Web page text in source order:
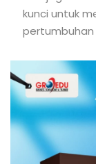
kunci untuk
pertumbuhan